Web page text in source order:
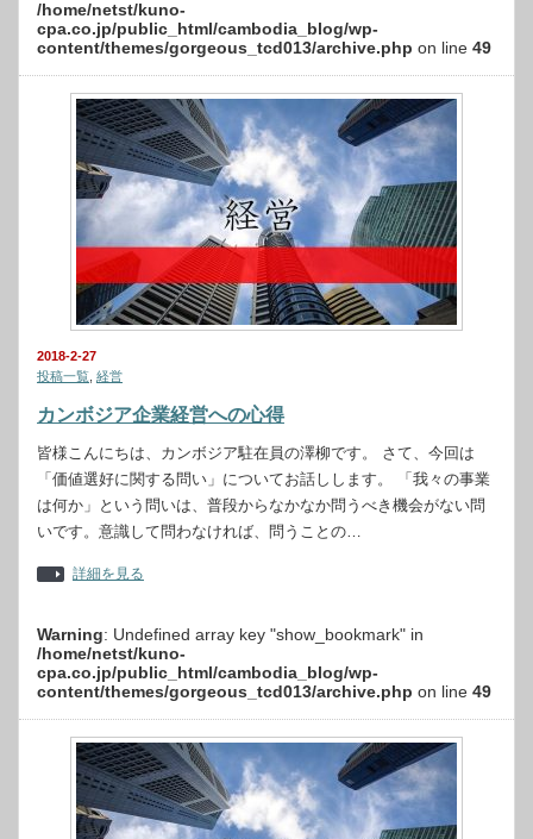
/home/netst/kuno-
cpa.co.jp/public_html/cambodia_blog/wp-
content/themes/gorgeous_tcd013/archive.php on line 49
2018-2-27
投稿一覧 経営
カンボジア企業経営への心得
皆様こんにちは、カンボジア駐在員の澤柳です。 さて、今回は
「価値選好に関する問い」についてお話しします。 「我々の事業
は何か」という問いは、普段からなかなか問うべき機会がない問
いです。意識して問わなければ、問うことの…
詳細を見る
Warning: Undefined array key "show_bookmark" in
/home/netst/kuno-
cpa.co.jp/public_html/cambodia_blog/wp-
content/themes/gorgeous_tcd013/archive.php on line 49